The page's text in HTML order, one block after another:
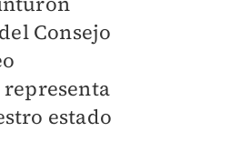
Consejo
representa
estado